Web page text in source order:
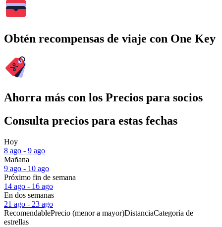
Obtén recompensas de viaje con One Key
Ahorra más con los Precios para socios
Consulta precios para estas fechas
Hoy
8 ago - 9 ago
Mañana
9 ago - 10 ago
Próximo fin de semana
14 ago - 16 ago
En dos semanas
21 ago - 23 ago
RecomendablePrecio (menor a mayor)DistanciaCategoría de
estrellas